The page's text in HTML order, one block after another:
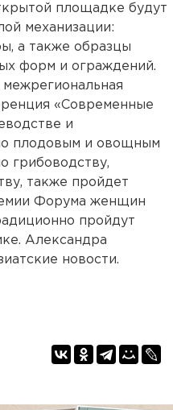
площадке будут
механизации:
а также образцы
форм и ограждений.
«Современные
и
плодовым и овощным
грибоводству,
также пройдет
Форума женщин
пройдут
Александра
новости.